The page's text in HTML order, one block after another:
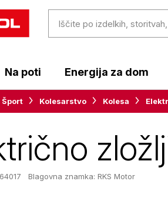
Na poti Energija za dom
Šport Kolesarstvo Kolesa
Blagovna znamka: RKS Motor